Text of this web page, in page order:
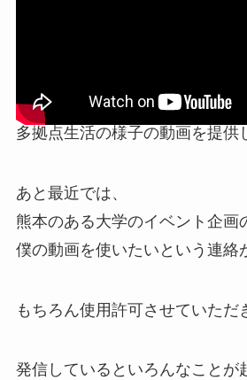
多拠点生活の様子の動画を提供
あと最近では、
熊本のある大学のイベント企画
僕の動画を使いたいという連絡
もちろん使用許可させていただ
発信しているといろんなことが